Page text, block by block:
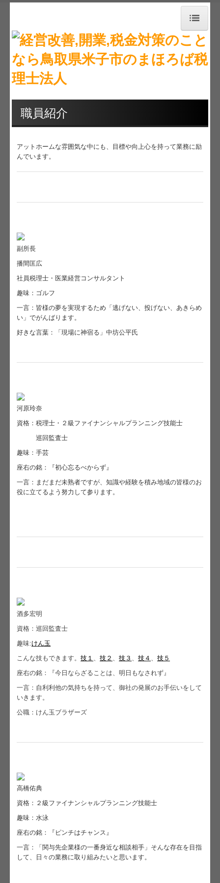
トップページ
事務所紹介
経営理念
職員紹介
採用情報
業務案内
セミナー案内
リンク集
FX4クラウド
社会福祉法人の皆様へ
経営者オススメ情報
税務カレンダー
社長メニューASP版
求人情報
経営者の四季
職員紹介
アットホームな雰囲気な中にも、目標や向上心を持って業務に励
んでいます。
副所長
播間匡広
社員税理士・医業経営コンサルタント
趣味：ゴルフ
一言：皆様の夢を実現するため「逃げない、投げない、あきらめ
い」でがんばります。
好きな言葉：「現場に神宿る」中坊公平氏
河原玲奈
資格：税理士・２級ファイナンシャルプランニング技能士
巡回監査士
趣味：手芸
座右の銘：『初心忘るべからず』
一言：まだまだ未熟者ですが、知識や経験を積み地域の皆様のお
役に立てるよう努力して参ります。
酒多宏明
資格：巡回監査士
趣味:けん玉
こんな技もできます。技１ 、技２ 、技３ 、技４ 、技５
座右の銘：『今日ならざることは、明日もなされず』
一言：自利利他の気持ちを持って、御社の発展のお手伝いをして
いきます。
公職：けん玉ブラザーズ
高橋佑典
資格：２級ファイナンシャルプランニング技能士
趣味：水泳
座右の銘：『ピンチはチャンス』
一言：「関与先企業様の一番身近な相談相手」そんな存在を目指
して、日々の業務に取り組みたいと思います。